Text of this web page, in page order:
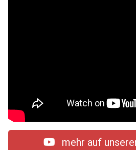
mehr auf